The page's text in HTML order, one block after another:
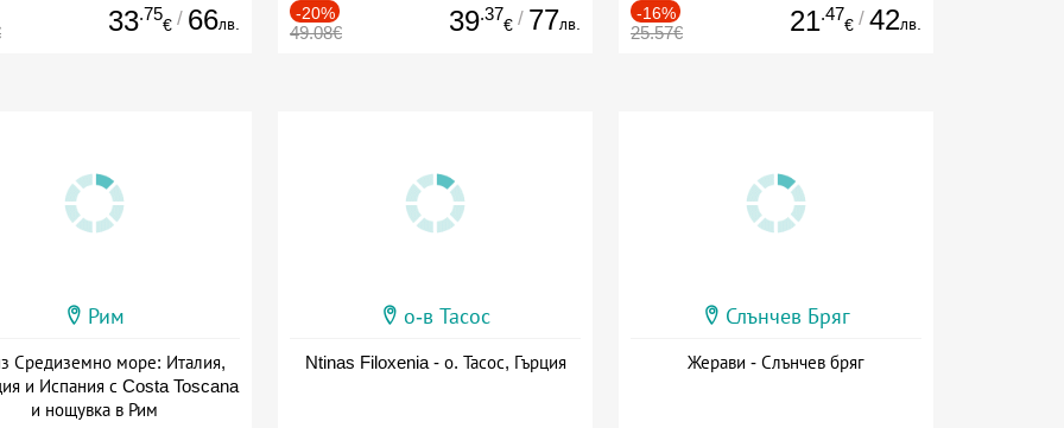
33.75
€ / 66лв.
-20%
49.08€ 39.37
€ / 77лв.
-16%
25.57€ 21.47
€ / 42лв.
Рим
Средиземно море: Италия,
и Испания с Costa Toscana
и нощувка в Рим
о-в Тасос
Ntinas Filoxenia - о. Тасос, Гърция
Слънчев Бряг
Жерави - Слънчев бряг